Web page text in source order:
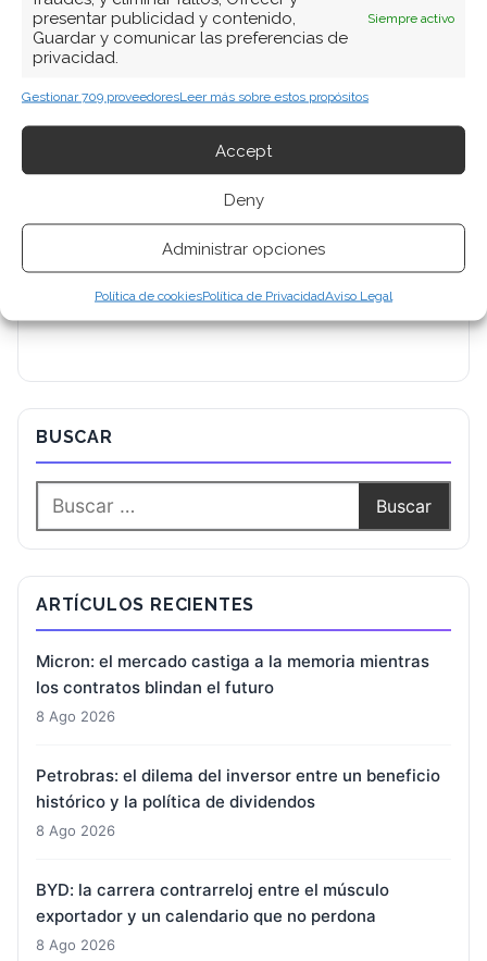
presentar publicidad y contenido,
Guardar y comunicar las preferencias de
privacidad.
Siempre activo
Gestionar 709 proveedoresLeer más sobre estos propósitos
Accept
Deny
Administrar opciones
Política de cookiesPolítica de PrivacidadAviso Legal
BUSCAR
ARTÍCULOS RECIENTES
Micron: el mercado castiga a la memoria mientras
los contratos blindan el futuro
8 Ago 2026
Petrobras: el dilema del inversor entre un beneficio
histórico y la política de dividendos
8 Ago 2026
BYD: la carrera contrarreloj entre el músculo
exportador y un calendario que no perdona
8 Ago 2026